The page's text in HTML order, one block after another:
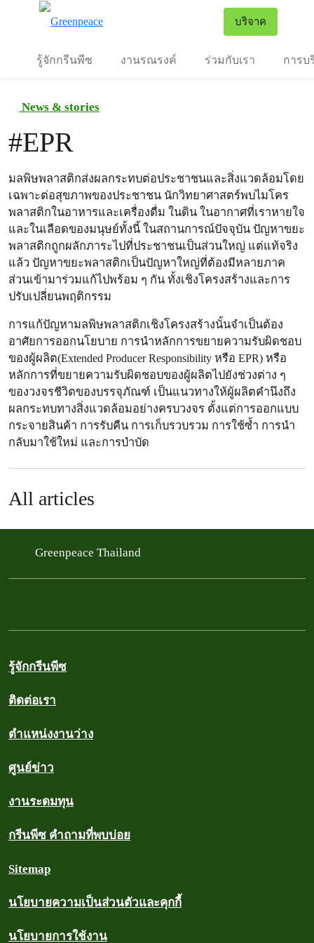
บริจาค
รู้จักกรีนพีซ งานรณรงค์ ร่วมกับเรา การบ
News & stories
#EPR
มลพิษพลาสติกส่งผลกระทบต่อประชาชนและสิ่งแวดล้อมโดย
เฉพาะต่อสุขภาพของประชาชน นักวิทยาศาสตร์พบไมโคร
พลาสติกในอาหารและเครื่องดื่ม ในดิน ในอากาศที่เราหายใจ
และในเลือดของมนุษย์ทั้งนี้ ในสถานการณ์ปัจจุบัน ปัญหาขยะ
พลาสติกถูกผลักภาระไปที่ประชาชนเป็นส่วนใหญ่ แต่แท้จริง
แล้ว ปัญหาขยะพลาสติกเป็นปัญหาใหญ่ที่ต้องมีหลายภาค
ส่วนเข้ามาร่วมแก้ไปพร้อม ๆ กัน ทั้งเชิงโครงสร้างและการ
ปรับเปลี่ยนพฤติกรรม
การแก้ปัญหามลพิษพลาสติกเชิงโครงสร้างนั้นจำเป็นต้อง
อาศัยการออกนโยบาย การนำหลักการขยายความรับผิดชอบ
ของผู้ผลิต(Extended Producer Responsibility หรือ EPR) หรือ
หลักการที่ขยายความรับผิดชอบของผู้ผลิตไปยังช่วงต่าง ๆ
ของวงจรชีวิตของบรรจุภัณฑ์ เป็นแนวทางให้ผู้ผลิตคำนึงถึง
ผลกระทบทางสิ่งแวดล้อมอย่างครบวงจร ตั้งแต่การออกแบบ
กระจายสินค้า​ การรับคืน การเก็บรวบรวม การใช้ซ้ำ การนำ
กลับมาใช้ใหม่ และการบำบัด
All articles
Greenpeace Thailand
รู้จักกรีนพีซ
ติดต่อเรา
ตำแหน่งงานว่าง
ศูนย์ข่าว
งานระดมทุน
กรีนพีซ คำถามที่พบบ่อย
Sitemap
นโยบายความเป็นส่วนตัวและคุกกี้
นโยบายการใช้งาน